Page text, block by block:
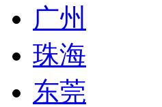
广州
珠海
东莞